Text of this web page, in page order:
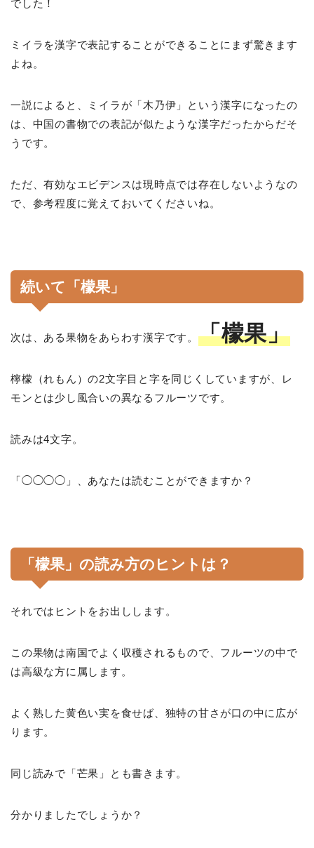
でした！
ミイラを漢字で表記することができることにまず驚きます
よね。
一説によると、ミイラが「木乃伊」という漢字になったの
は、中国の書物での表記が似たような漢字だったからだそ
うです。
ただ、有効なエビデンスは現時点では存在しないようなの
で、参考程度に覚えておいてくださいね。
続いて「檬果」
次は、ある果物をあらわす漢字です。 「檬果」
檸檬（れもん）の2文字目と字を同じくしていますが、レ
モンとは少し風合いの異なるフルーツです。
読みは4文字。
「◯◯◯◯」、あなたは読むことができますか？
「檬果」の読み方のヒントは？
それではヒントをお出しします。
この果物は南国でよく収穫されるもので、フルーツの中で
は高級な方に属します。
よく熟した黄色い実を食せば、独特の甘さが口の中に広が
ります。
同じ読みで「芒果」とも書きます。
分かりましたでしょうか？